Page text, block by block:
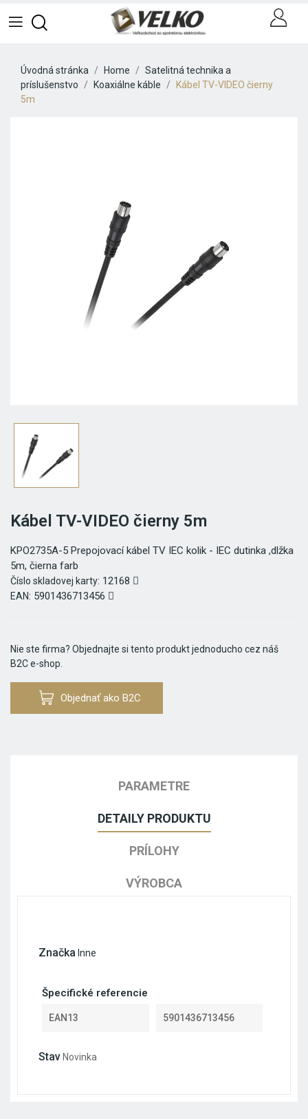
Úvodná stránka Home
Satelitná technika a
príslušenstvo
Koaxiálne káble
Kábel TV-VIDEO čierny
5m
Kábel TV-VIDEO čierny 5m
KPO2735A-5 Prepojovací kábel TV IEC kolik - IEC dutinka ,dlžka
5m, čierna farb
Číslo skladovej karty: 12168
EAN: 5901436713456
Nie ste firma? Objednajte si tento produkt jednoducho cez náš
B2C e-shop.
Objednať ako B2C
PARAMETRE
DETAILY PRODUKTU
PRÍLOHY
VÝROBCA
Značka Inne
Špecifické referencie
EAN13 5901436713456
Stav Novinka